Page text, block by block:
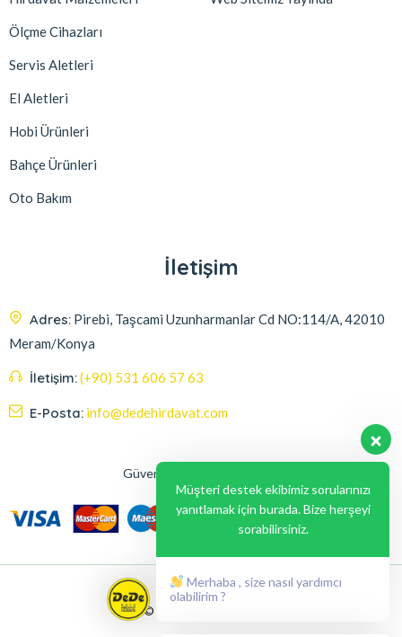
Ölçme Cihazları
Servis Aletleri
El Aletleri
Hobi Ürünleri
Bahçe Ürünleri
Oto Bakım
İletişim
Adres: Pirebi, Taşcami Uzunharmanlar Cd NO:114/A, 42010
Meram/Konya
İletişim:(+90) 531 606 57 63
E-Posta: info@dedehirdavat.com
Güvenli Ödeme Seçenekleri
© 2024, Liabil Dizayn
Müşteri destek ekibimiz sorularınızı
yanıtlamak için burada. Bize herşeyi
sorabilirsiniz.
Merhaba , size nasıl yardımcı
olabilirim ?